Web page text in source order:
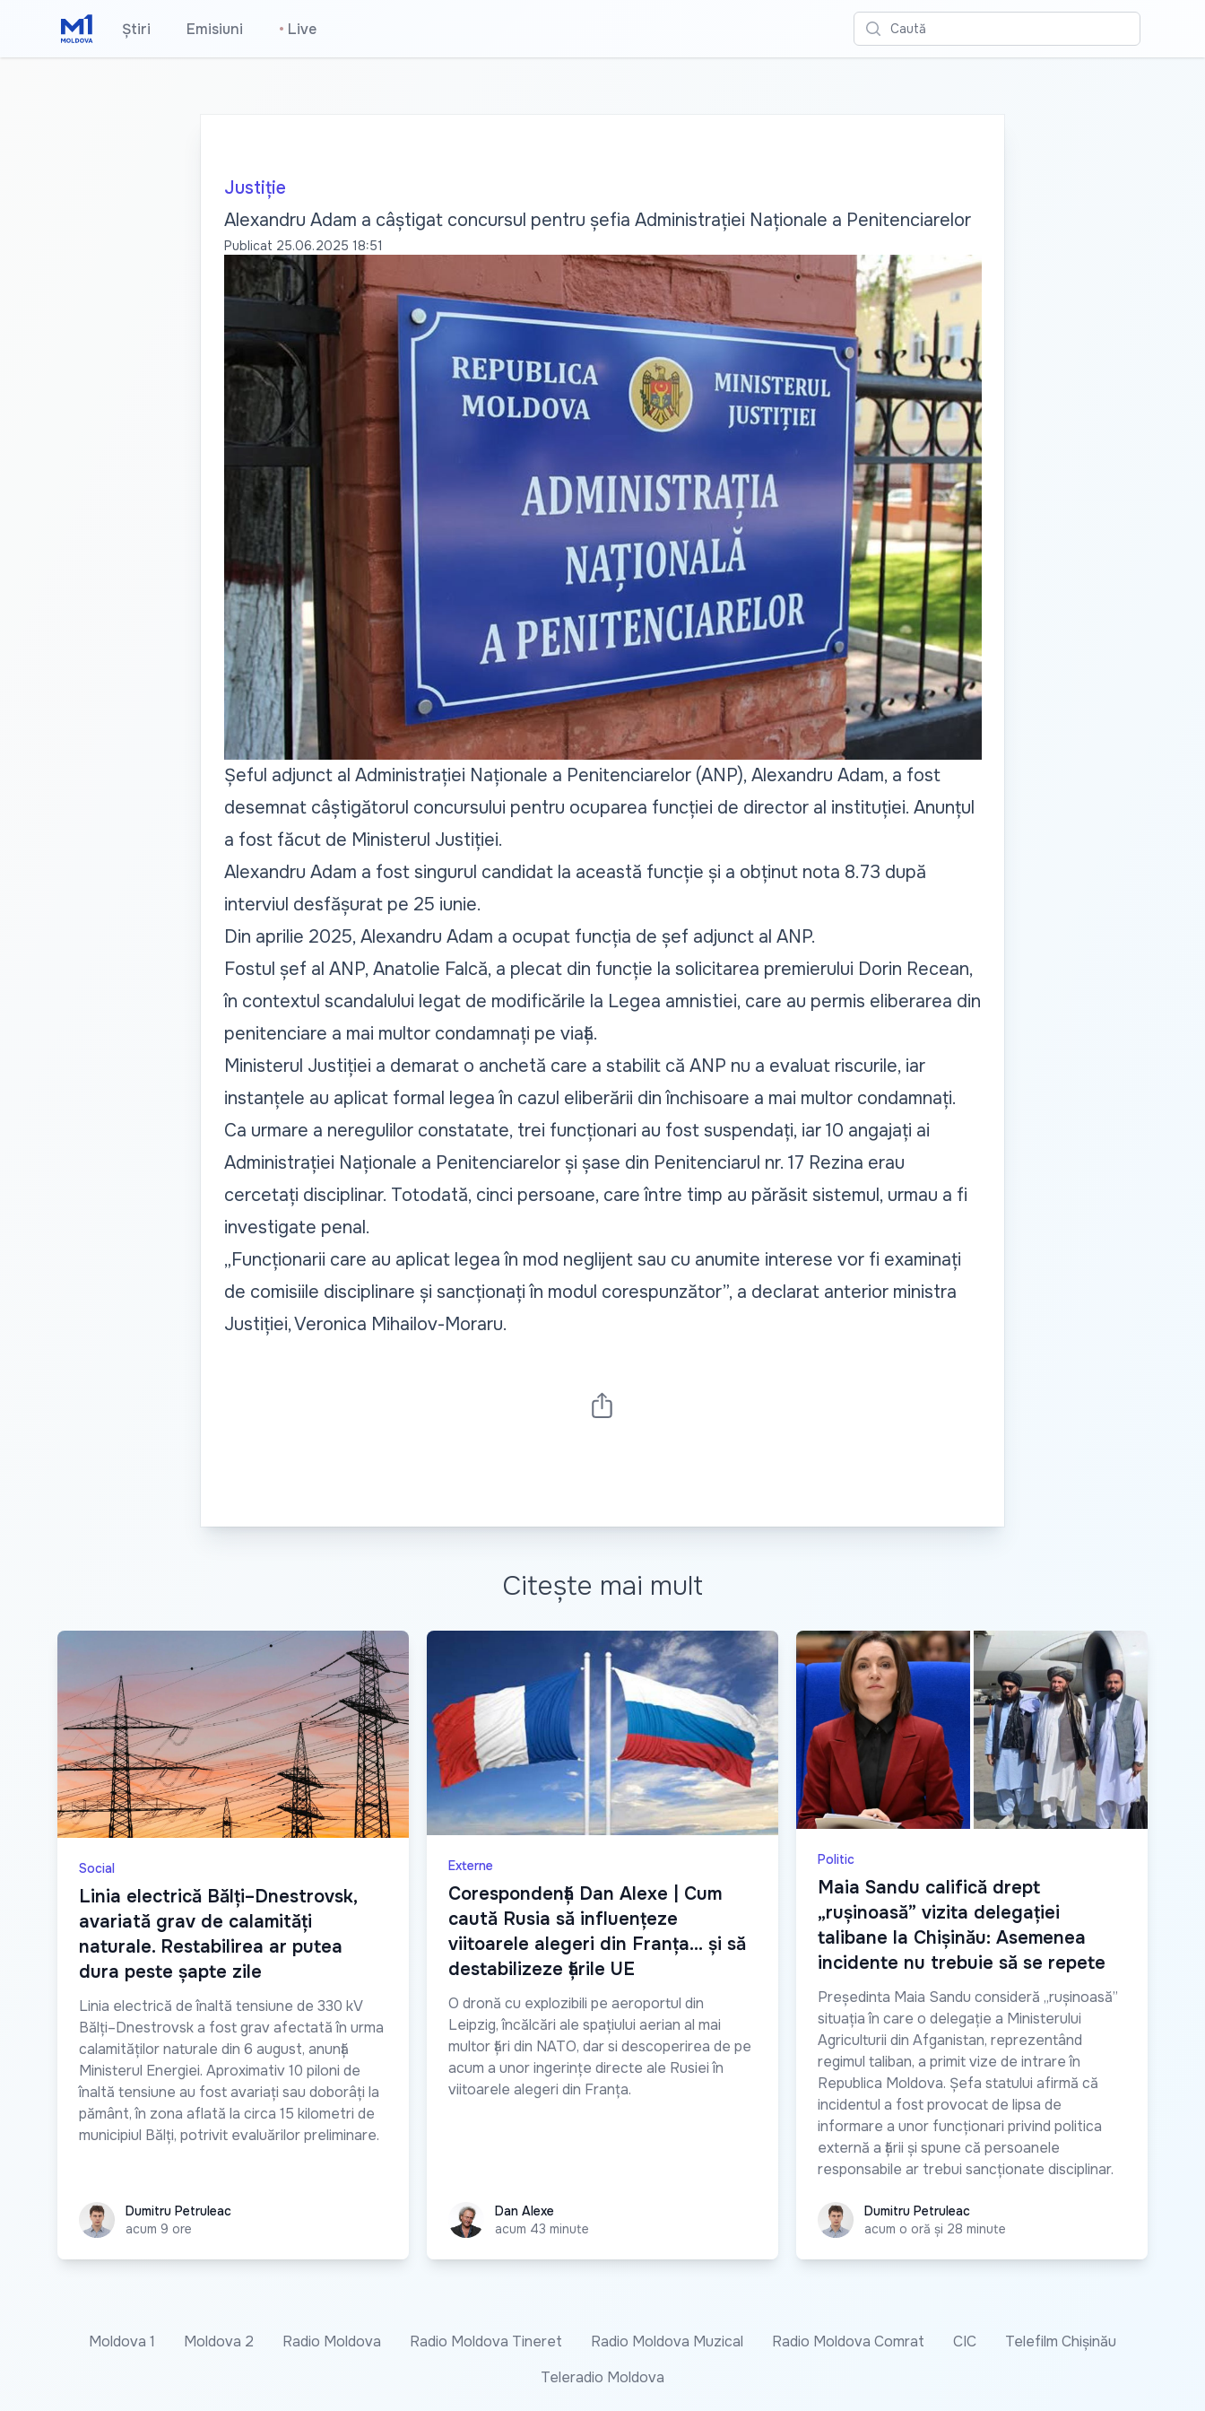
Știri Emisiuni • Live Caută
Justiție
Alexandru Adam a câștigat concursul pentru șefia Administrației Naționale a Penitenciarelor
Publicat 25.06.2025 18:51
Șeful adjunct al Administrației Naționale a Penitenciarelor (ANP), Alexandru Adam, a fost
desemnat câștigătorul concursului pentru ocuparea funcției de director al instituției. Anunțul
a fost făcut de Ministerul Justiției.
Alexandru Adam a fost singurul candidat la această funcție și a obținut nota 8.73 după
interviul desfășurat pe 25 iunie.
Din aprilie 2025, Alexandru Adam a ocupat funcția de șef adjunct al ANP.
Fostul șef al ANP, Anatolie Falcă, a plecat din funcție la solicitarea premierului Dorin Recean,
în contextul scandalului legat de modificările la Legea amnistiei, care au permis eliberarea din
penitenciare a mai multor condamnați pe viață.
Ministerul Justiției a demarat o anchetă care a stabilitcă ANP nu a evaluat riscurile, iar
instanțele au aplicat formal legea în cazul eliberării din închisoare a mai multor condamnați.
Ca urmare a neregulilor constatate, trei funcționari au fost suspendați, iar 10 angajați ai
Administrației Naționale a Penitenciarelor și șase din Penitenciarul nr. 17 Rezina erau
cercetați disciplinar. Totodată, cinci persoane, care între timp au părăsit sistemul, urmau a fi
investigate penal.
„Funcționarii care au aplicat legea în mod neglijent sau cu anumite interese vor fi examinați
de comisiile disciplinare și sancționați în modul corespunzător”, a declarat anterior ministra
Justiției, Veronica Mihailov-Moraru.
Citește mai mult
Social
Linia electrică Bălți–Dnestrovsk,
avariată grav de calamități
naturale. Restabilirea ar putea
dura peste șapte zile
Linia electrică de înaltă tensiune de 330 kV
Bălți–Dnestrovsk a fost grav afectată în urma
calamităților naturale din 6 august, anunță
Ministerul Energiei. Aproximativ 10 piloni de
înaltă tensiune au fost avariați sau doborâți la
pământ, în zona aflată la circa 15 kilometri de
municipiul Bălți, potrivit evaluărilor preliminare.
Dumitru Petruleac
Dumitru Petruleac
acum 9 ore
Externe
Сorespondență Dan Alexe | Cum
caută Rusia să influențeze
viitoarele alegeri din Franța… și să
destabilizeze țările UE
O dronă cu explozibili pe aeroportul din
Leipzig, încălcări ale spațiului aerian al mai
multor țări din NATO, dar si descoperirea de pe
acum a unor ingerințe directe ale Rusiei în
viitoarele alegeri din Franța.
Dan AlexeDan Alexe
acum 43 minute
Politic
Maia Sandu califică drept
„rușinoasă” vizita delegației
talibane la Chișinău: Asemenea
incidente nu trebuie să se repete
Președinta Maia Sandu consideră „rușinoasă”
situația în care o delegație a Ministerului
Agriculturii din Afganistan, reprezentând
regimul taliban, a primit vize de intrare în
Republica Moldova. Șefa statului afirmă că
incidentul a fost provocat de lipsa de
informare a unor funcționari privind politica
externă a țării și spune că persoanele
responsabile ar trebui sancționate disciplinar.
Dumitru Petruleac
Dumitru Petruleac
acum o oră și 28 minute
Moldova 1 Moldova 2 Radio Moldova Radio Moldova Tineret Radio Moldova Muzical Radio Moldova Comrat CIC
Telefilm Chișinău
Teleradio Moldova